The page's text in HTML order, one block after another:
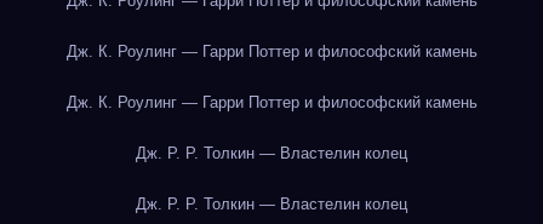
Дж. К. Роулинг — Гарри Поттер и философский камень
Дж. К. Роулинг — Гарри Поттер и философский камень
Дж. Р. Р. Толкин — Властелин колец
Дж. Р. Р. Толкин — Властелин колец